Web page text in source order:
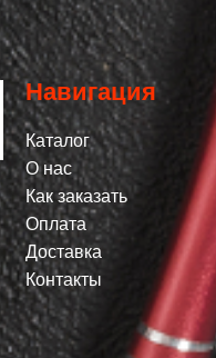
Навигация
Каталог
О нас
Как заказать
Оплата
Доставка
Контакты